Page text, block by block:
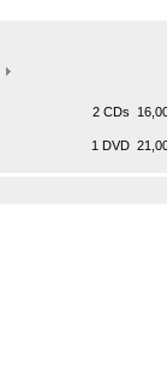
2 CDs
1 DVD